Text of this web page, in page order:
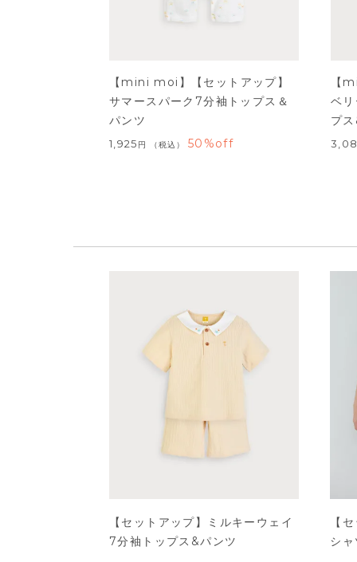
【mini moi】【セットアップ】
サマースパーク7分袖トップス＆
パンツ
1,925 税込 50%off
【
ベ
プ
【セットアップ】ミルキーウェイ
7分袖トップス&パンツ
【
シャ